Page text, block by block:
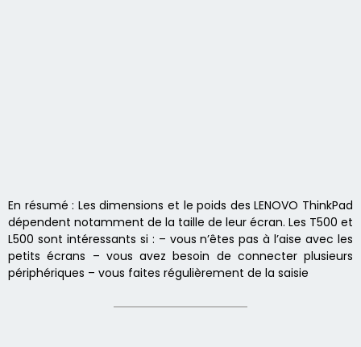
En résumé : Les dimensions et le poids des LENOVO ThinkPad
dépendent notamment de la taille de leur écran. Les T500 et
L500 sont intéressants si : – vous n’êtes pas à l’aise avec les
petits écrans – vous avez besoin de connecter plusieurs
périphériques – vous faites régulièrement de la saisie